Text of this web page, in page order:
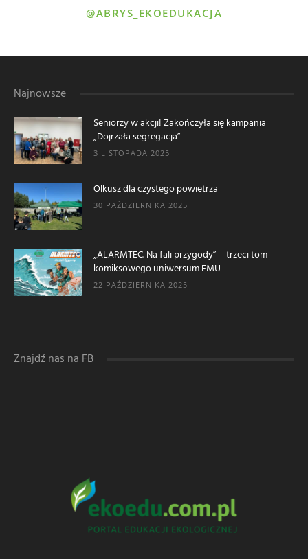
@ABRYS_EKOEDUKACJA
Najnowsze
Seniorzy w akcji! Zakończyła się kampania
„Dojrzała segregacja”
3 LISTOPADA 2025
Olkusz dla czystego powietrza
30 PAŹDZIERNIKA 2025
„ALARMTEC. Na fali przygody” – trzeci tom
komiksowego uniwersum EMU
22 PAŹDZIERNIKA 2025
Znajdź nas na FB